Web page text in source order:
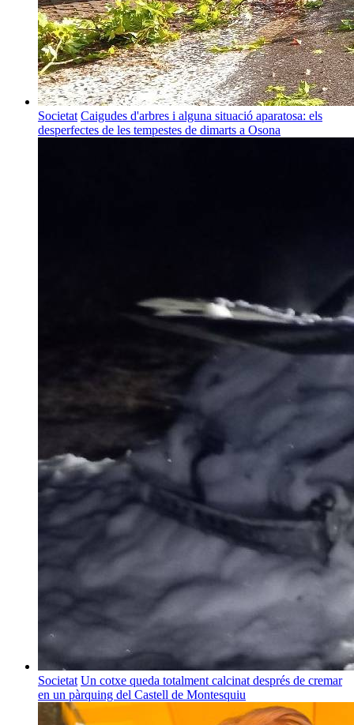
Societat Caigudes d'arbres i alguna situació aparatosa: els
desperfectes de les tempestes de dimarts a Osona
Societat Un cotxe queda totalment calcinat després de cremar
en un pàrquing del Castell de Montesquiu